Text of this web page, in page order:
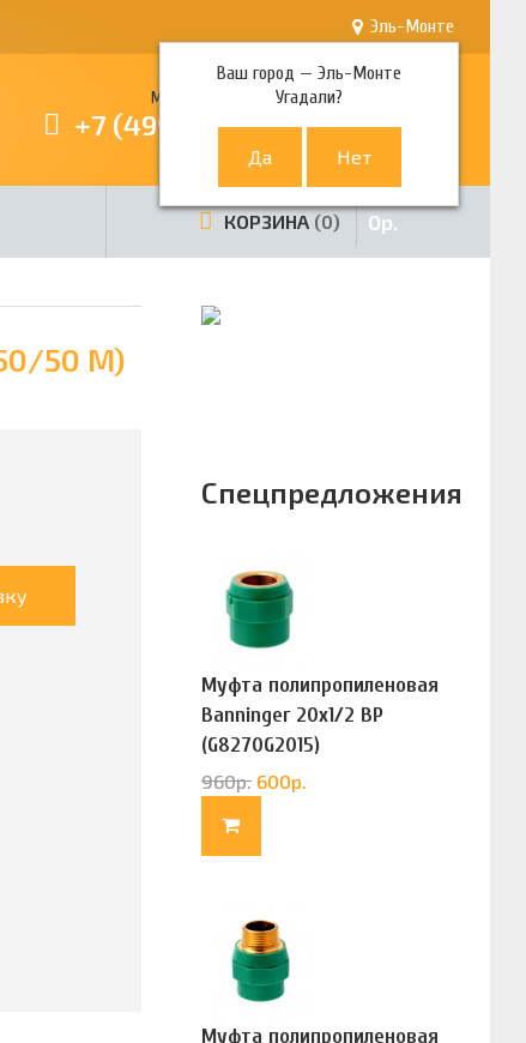
Эль-Монте
Ваш город —Эль-Монте
Угадали?
Многоканальный телефон
+7 (499) 380-80-80
КОРЗИНА 0 0р.
50 M)
Спецпредложения
Муфта полипропиленовая
Banninger 20х1/2 ВР
(G8270G2015)
960р. 600р.
Муфта полипропиленовая